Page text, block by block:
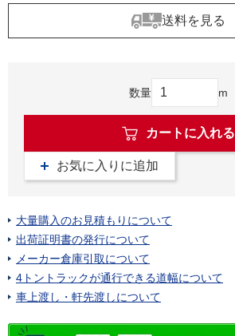
送料を見る
数量 m
カートに入れる
お気に入りに追加
大量購入のお見積もりについて
出荷証明書の発行について
メーカー倉庫引取について
4トントラックが通行できる道幅について
車上渡し・軒先渡しについて